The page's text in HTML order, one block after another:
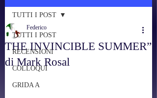
TUTTI I POST
RECENSIONI
COLLOQUI
GRIDA A
TUTTI I POST
THE INVINCIBLE SUMMER”
di Mark Rosal
Federico